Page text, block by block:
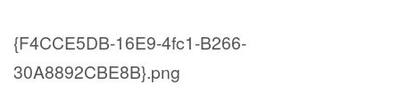
{F4CCE5DB-16E9-4fc1-B266-
30A8892CBE8B}.png